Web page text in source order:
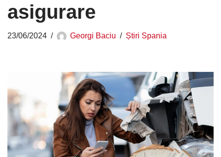
asigurare
23/06/2024 Georgi Baciu Știri Spania